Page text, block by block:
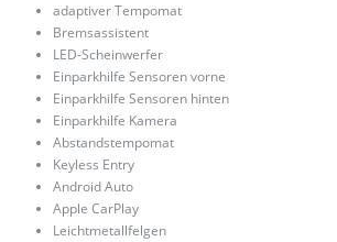
adaptiver Tempomat
Bremsassistent
LED-Scheinwerfer
Einparkhilfe Sensoren vorne
Einparkhilfe Sensoren hinten
Einparkhilfe Kamera
Abstandstempomat
Keyless Entry
Android Auto
Apple CarPlay
Leichtmetallfelgen